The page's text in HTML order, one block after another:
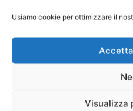
Usiamo cookie per ottimizzare il
Visualizza
appassionati che vogliono
emozionanti, sia per chi
rendere speciale
Perché il gospel emoziona